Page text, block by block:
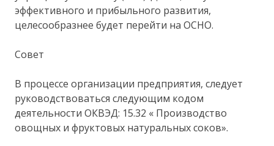
эффективного и прибыльного развития,
целесообразнее будет перейти на ОСНО.
Совет
В процессе организации предприятия, следует
руководствоваться следующим кодом
деятельности ОКВЭД: 15.32 « Производство
овощных и фруктовых натуральных соков».